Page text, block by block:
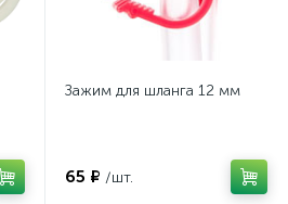
Зажим для шланга 12 мм
65 ₽ /шт.